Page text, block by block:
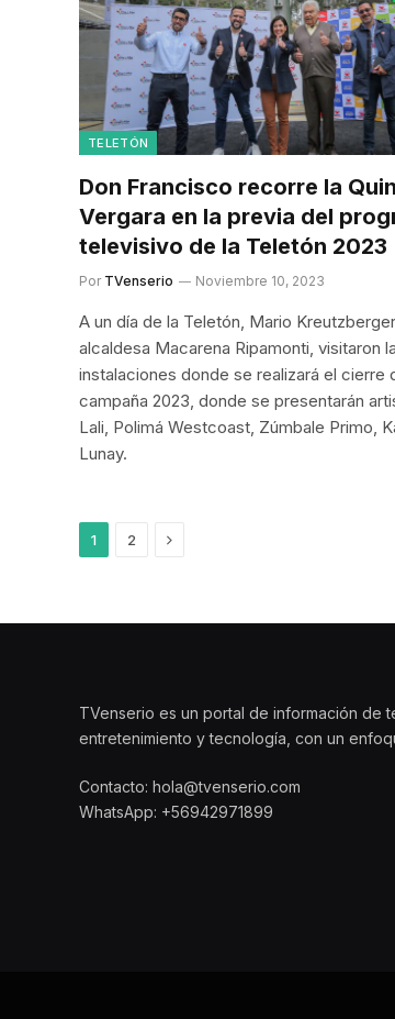
TELETÓN
Don Francisco recorre la
Vergara en la previa del
televisivo de la Teletón 2023
Por TVenserio Noviembre 10, 2023
A un día de la Teletón, Mario
alcaldesa Macarena Ripamonti, visitaron
instalaciones donde se realizará el cierre
campaña 2023, donde se presentarán
Lali, Polimá Westcoast, Zúmbale Primo,
Lunay.
1 2 Siguiente
TVenserio es un portal de información de
entretenimiento y tecnología, con un
Contacto: hola@tvenserio.com
WhatsApp: +56942971899